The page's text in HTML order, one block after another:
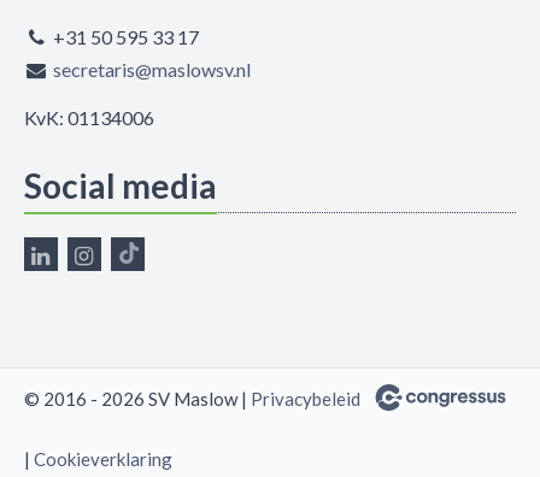
+31 50 595 33 17
secretaris@maslowsv.nl
KvK: 01134006
Social media
© 2016 - 2026 SV Maslow | Privacybeleid
| Cookieverklaring